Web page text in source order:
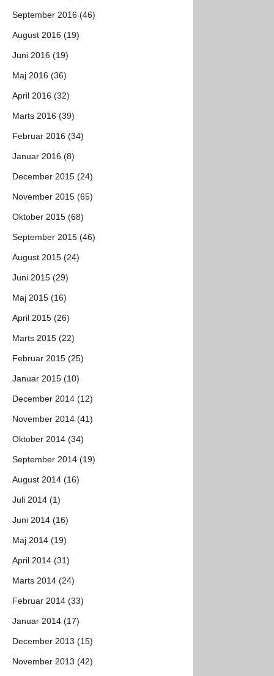
September 2016 (46)
August 2016 (19)
Juni 2016 (19)
Maj 2016 (36)
April 2016 (32)
Marts 2016 (39)
Februar 2016 (34)
Januar 2016 (8)
December 2015 (24)
November 2015 (65)
Oktober 2015 (68)
September 2015 (46)
August 2015 (24)
Juni 2015 (29)
Maj 2015 (16)
April 2015 (26)
Marts 2015 (22)
Februar 2015 (25)
Januar 2015 (10)
December 2014 (12)
November 2014 (41)
Oktober 2014 (34)
September 2014 (19)
August 2014 (16)
Juli 2014 (1)
Juni 2014 (16)
Maj 2014 (19)
April 2014 (31)
Marts 2014 (24)
Februar 2014 (33)
Januar 2014 (17)
December 2013 (15)
November 2013 (42)